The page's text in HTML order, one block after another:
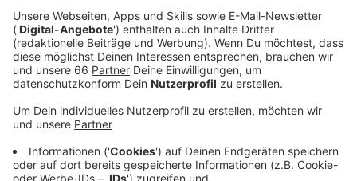
Anzeige
Martinstaler, den genau solche Menschen verliehen
bekommen. Jury können dabei wir alle sein, denn wir
alle können verdiente Ehrenamtler vorschlagen.
Voraussetzung ist, dass das Ehrenamt seit mindestens